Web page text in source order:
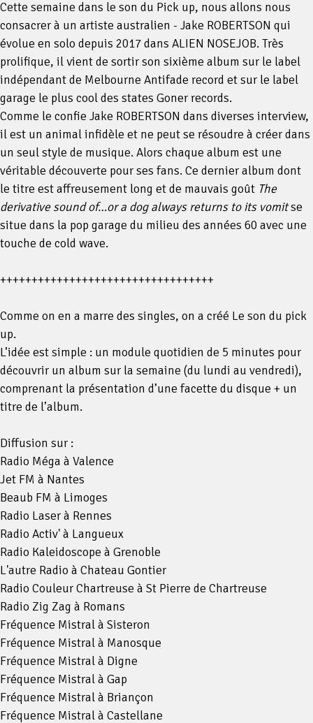
Cette semaine dans le son du Pick up, nous allons nous
consacrer à un artiste australien - Jake ROBERTSON qui
évolue en solo depuis 2017 dans ALIEN NOSEJOB. Très
prolifique, il vient de sortir son sixième album sur le label
indépendant de Melbourne Antifade record et sur le label
garage le plus cool des states Goner records.
Comme le confie Jake ROBERTSON dans diverses interview,
il est un animal infidèle et ne peut se résoudre à créer dans
un seul style de musique. Alors chaque album est une
véritable découverte pour ses fans. Ce dernier album dont
le titre est affreusement long et de mauvais goût The
derivative sound of…or a dog always returns to its vomitse
situe dans la pop garage du milieu des années 60 avec une
touche de cold wave.
++++++++++++++++++++++++++++++++++
Comme on en a marre des singles, on a créé Le son du pick
up.
L’idée est simple : un module quotidien de 5 minutes pour
découvrir un album sur la semaine (du lundi au vendredi),
comprenant la présentation d’une facette du disque + un
titre de l’album.
Diffusion sur :
Radio Méga à Valence
Jet FM à Nantes
Beaub FM à Limoges
Radio Laser à Rennes
Radio Activ' à Langueux
Radio Kaleidoscope à Grenoble
L'autre Radio à Chateau Gontier
Radio Couleur Chartreuse à St Pierre de Chartreuse
Radio Zig Zag à Romans
Fréquence Mistral à Sisteron
Fréquence Mistral à Manosque
Fréquence Mistral à Digne
Fréquence Mistral à Gap
Fréquence Mistral à Briançon
Fréquence Mistral à Castellane